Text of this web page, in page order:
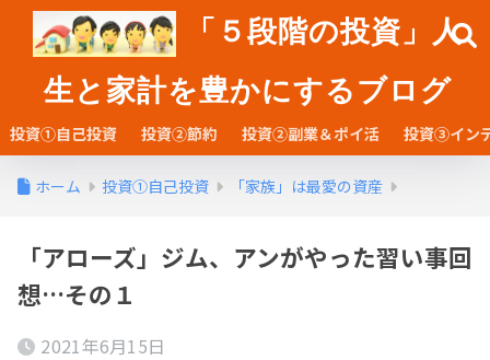
「５段階の投資」人
生と家計を豊かにするブログ
投資①自己投資 投資②節約 投資②副業＆ポイ活 投資③イン
ホーム 投資①自己投資 「家族」は最愛の資産
「アローズ」ジム、アンがやった習い事回
想…その１
2021年6月15日